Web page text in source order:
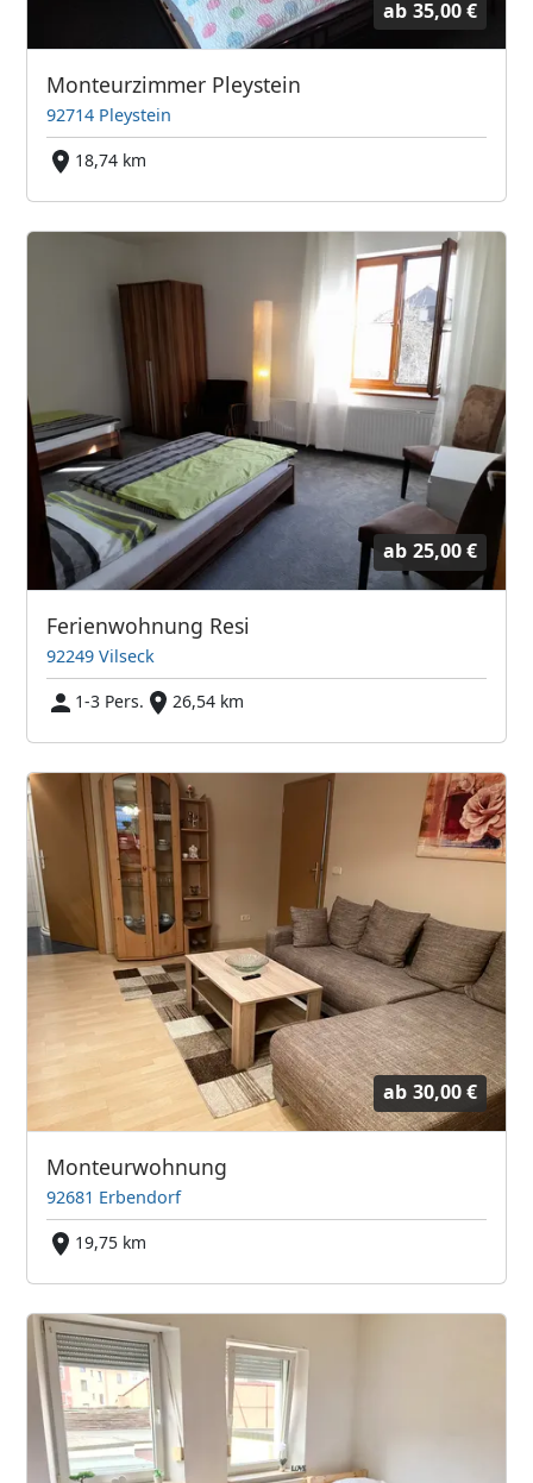
ab 35,00 €
Monteurzimmer Pleystein
92714 Pleystein
18,74 km
ab 25,00 €
Ferienwohnung Resi
92249 Vilseck
1-3 Pers.
26,54 km
ab 30,00 €
Monteurwohnung
92681 Erbendorf
19,75 km